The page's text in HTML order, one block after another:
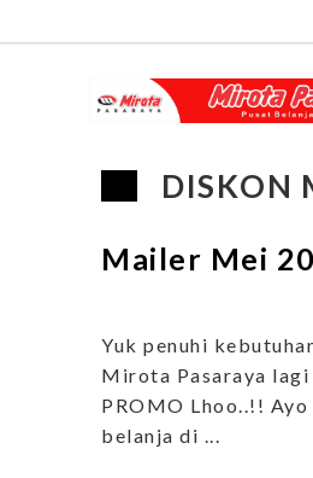
DISKON
Mailer Mei
Yuk penuhi
Mirota Pasaraya lagi
PROMO Lhoo..!! Ayo
belanja di ...